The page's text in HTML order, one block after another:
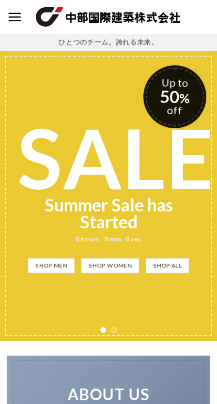
ひとつのチーム。誇れる未来。
Up to
50%
off
SALE
Summer Sale has
Started
0 hours 0 min 0 sec
SHOP MEN SHOP WOMEN SHOP ALL
ABOUT US